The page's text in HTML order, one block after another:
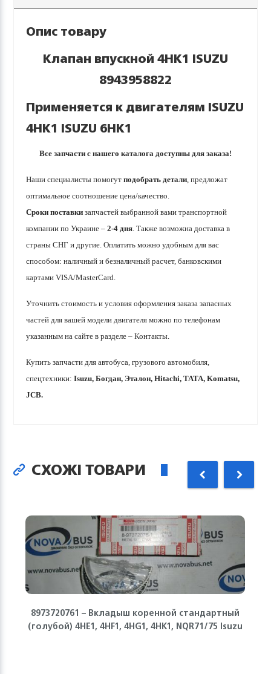
Опис товару
Клапан впускной 4HK1 ISUZU
8943958822
Применяется к двигателям ISUZU
4HK1 ISUZU 6HK1
Все запчасти с нашего каталога доступны для заказа!
Наши специалисты помогутподобрать детали, предложат
оптимальное соотношение цена/качество.
Сроки поставки запчастей выбранной вами транспортной
компании по Украине –2-4 дня. Также возможна доставка в
страны СНГ и другие. Оплатить можно удобным для вас
способом: наличный и безналичный расчет, банковскими
картами VISA/MasterCard.
Уточнить стоимость и условия оформления заказа запасных
частей для вашей модели двигателя можно по телефонам
указанным на сайте в разделе – Контакты.
Купить запчасти для автобуса, грузового автомобиля,
спецтехники:Isuzu, Богдан, Эталон, Hitachi, ТАТА, Komatsu,
JCB.
СХОЖІ ТОВАРИ
8973720761 – Вкладыш коренной стандартный
(голубой) 4HE1, 4HF1, 4HG1, 4HK1, NQR71/75 Isuzu